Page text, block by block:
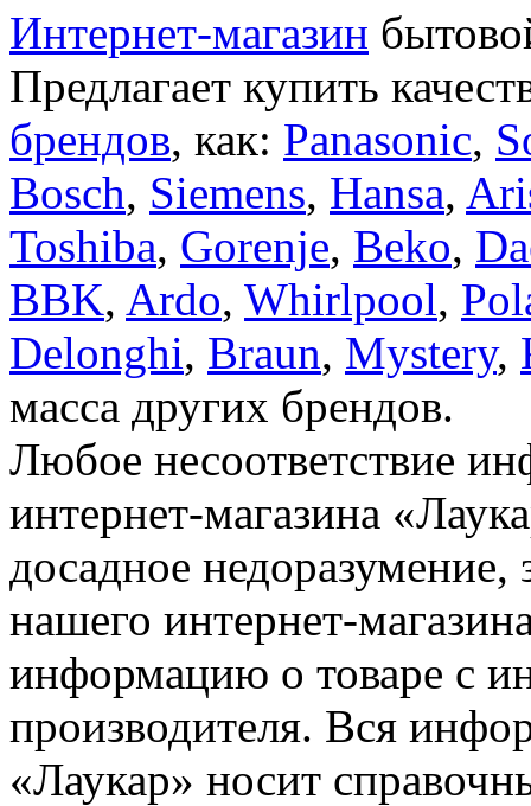
Интернет-магазин
Предлагает купить
брендов, как: Panasonic,
Bosch, Siemens, Hansa,
Toshiba, Gorenje, Beko,
BBK, Ardo, Whirlpool,
Delonghi, Braun, Mystery,
масса других брендов.
Любое несоответствие
интернет-магазина
досадное недоразумение,
нашего интернет-
информацию о товаре с
производителя. Вся
«Лаукар» носит